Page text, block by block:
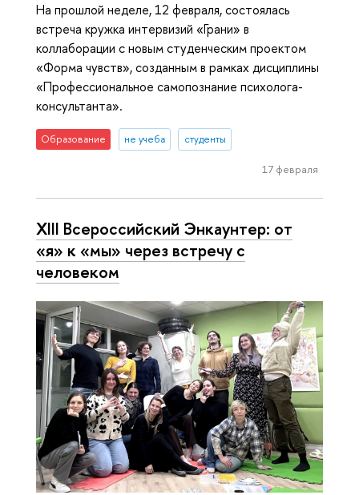
На прошлой неделе, 12 февраля, состоялась
встреча кружка интервизий «Грани» в
коллаборации с новым студенческим проектом
«Форма чувств», созданным в рамках дисциплины
«Профессиональное самопознание психолога-
консультанта».
Образование не учеба студенты
17 февраля
XIII Всероссийский Энкаунтер: от
«я» к «мы» через встречу с
человеком